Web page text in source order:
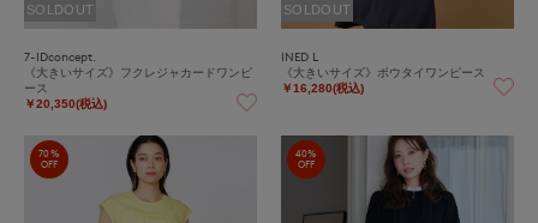
SOLDOUT
7-IDconcept.
《大きいサイズ》フクレジャカードワンピ
ース
￥20,350(税込)
SOLDOUT
INED L
《大きいサイズ》ボウタイワンピース
￥16,280(税込)
70%
OFF
40%
OFF